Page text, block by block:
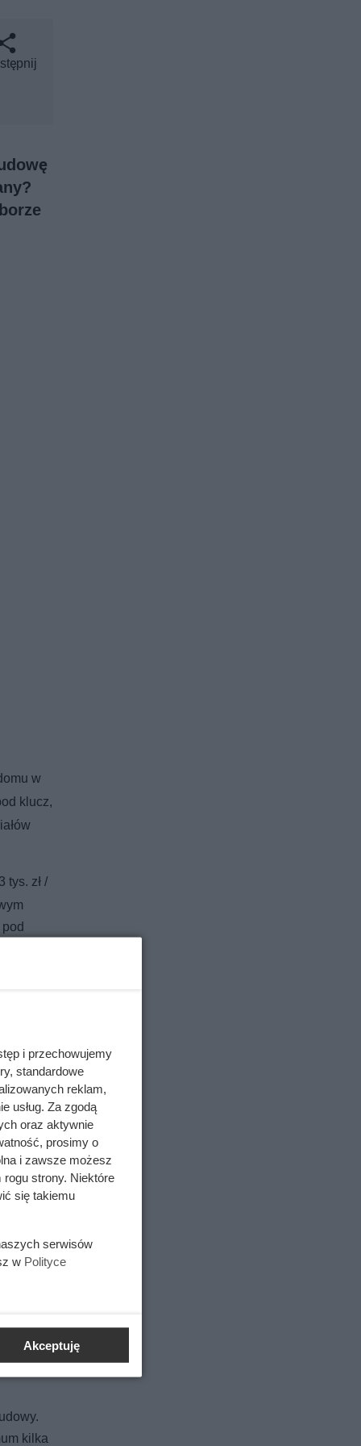
w
klucz,
tys. zł /
kilka
i przechowujemy
standardowe
reklam,
usług. Za zgodą
oraz aktywnie
prosimy o
i zawsze możesz
strony. Niektóre
się takiemu
serwisów
w Polityce
Akceptuję